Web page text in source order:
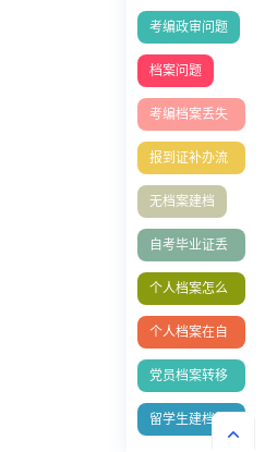
存档？
考编政审问题
档案问题
考编档案丢失
怎么办
报到证补办流
程
无档案建档
自考毕业证丢
失补办
个人档案怎么
放到人社局？
个人档案在自
己手里成死档
如何激活
党员档案转移
流程
留学生建档材